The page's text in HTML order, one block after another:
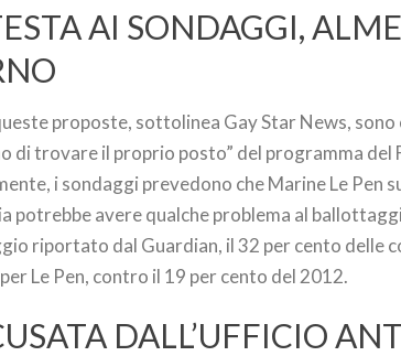
AI SONDAGGI,
proposte, sottolinea Gay Star News, sono
di trovare il proprio posto” del programma del
i sondaggi prevedono che Marine Le Pen
potrebbe avere qualche problema al
riportato dal Guardian, il 32 per cento delle
Le Pen, contro il 19 per cento del 2012.
DALL’UFFICIO